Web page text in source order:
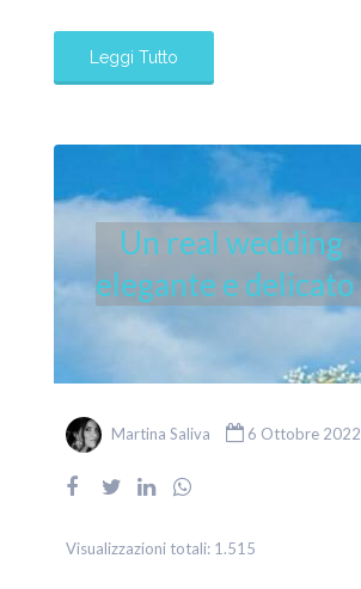
Leggi Tutto
Un real wedding
elegante e delicato
Martina Saliva 6 Ottobre 2022
Visualizzazioni totali: 1.515